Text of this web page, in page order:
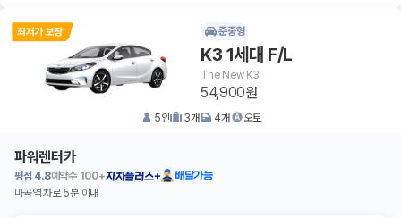
준중형
K3 1세대 F/L
The New K3
54,900원
5인 3개 4개 오토
파워렌터카
평점 4.8예약수 100+자차플러스+
배달가능
마곡역 차로 5분 이내